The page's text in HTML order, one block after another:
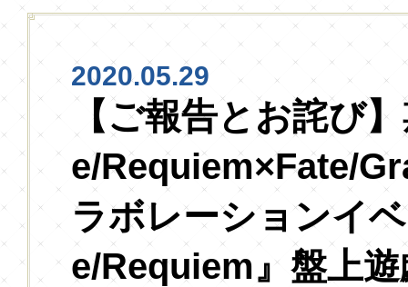
2020.05.29
【ご報告とお詫び
e/Requiem×Fate/
ラボレーションイ
e/Requiem』盤上